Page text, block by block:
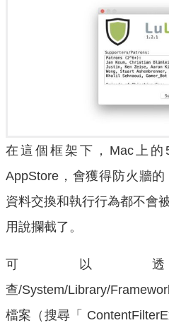
在這個框架下，Mac上
AppStore，會獲得防火牆
資料交換和執行行為都不會
用說攔截了。
可以
查/System/Library/
檔案（搜尋「